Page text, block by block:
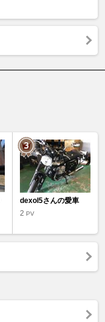
dexol5さんの愛車
2 PV